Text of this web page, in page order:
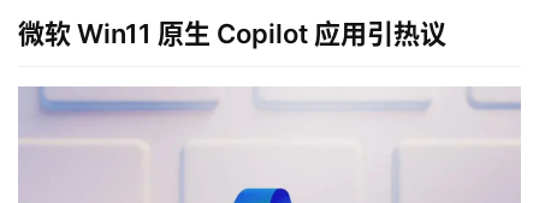
微软 Win11 原生 Copilot 应用引热议